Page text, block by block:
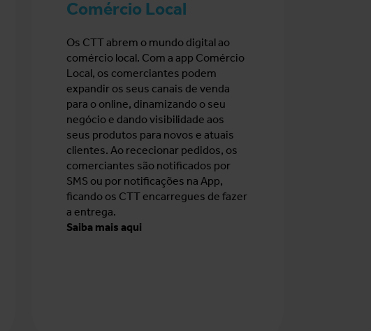
Comércio Local
Os CTT abrem o mundo digital ao
comércio local. Com a app Comércio
Local, os comerciantes podem
expandir os seus canais de venda
para o online, dinamizando o seu
negócio e dando visibilidade aos
seus produtos para novos e atuais
clientes. Ao rececionar pedidos, os
comerciantes são notificados por
SMS ou por notificações na App,
ficando os CTT encarregues de fazer
a entrega.
Saiba mais aqui